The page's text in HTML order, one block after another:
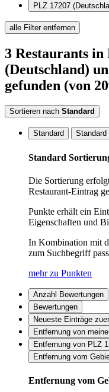
PLZ 17207
alle Filter entfernen
3 Restaurants in
(Deutschland)
gefunden (von
Sortieren nach Standard
Standard Standard
Standard
Die Sortierung
Restaurant-Eintrag
Punkte erhält ein
Eigenschaften und
In Kombination mit
zum Suchbegriff
mehr zu Punkten
Anzahl Bewertungen
Bewertungen
Neueste Einträge
Entfernung von
Entfernung von PLZ
Entfernung vom
Entfernung vom